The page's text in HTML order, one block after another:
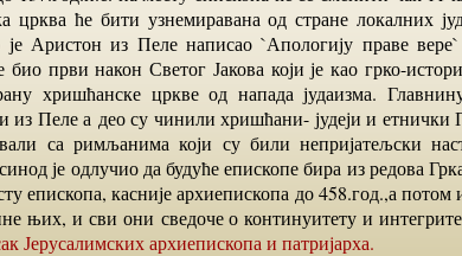
црква ће бити узнемиравана од стране локалних
је Аристон из Пеле написао `Апологију праве
био први након Светог Јакова који је као грко-
хришћанске цркве од напада јудаизма.
из Пеле а део су чинили хришћани- јудеји и етнички
са римљанима који су били непријатељски
је одлучио да будуће епископе бира из редова
епископа, касније архиепископа до 458.год.,а
њих, и сви они сведоче о континуитету и
Јерусалимских архиепископа и патријарха.